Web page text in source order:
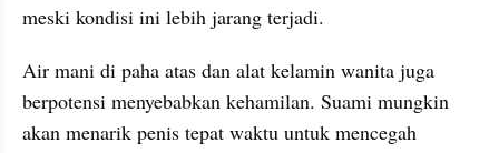
meski kondisi ini lebih jarang terjadi.
Air mani di paha atas dan alat kelamin wanita juga
berpotensi menyebabkan kehamilan. Suami mungkin
akan menarik penis tepat waktu untuk mencegah